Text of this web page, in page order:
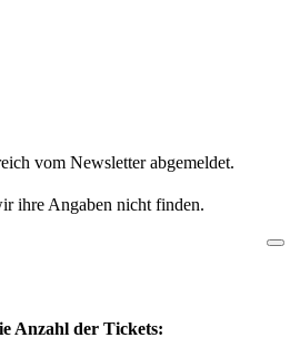
vom Newsletter abgemeldet.
ihre Angaben nicht finden.
Anzahl der Tickets: